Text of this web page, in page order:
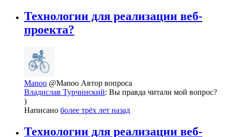
Технологии для реализации веб-
проекта?
Manoo @Manoo Автор вопроса
Владислав Турчинский: Вы правда читали мой вопрос?
)
Написано более трёх лет назад
Технологии для реализации веб-